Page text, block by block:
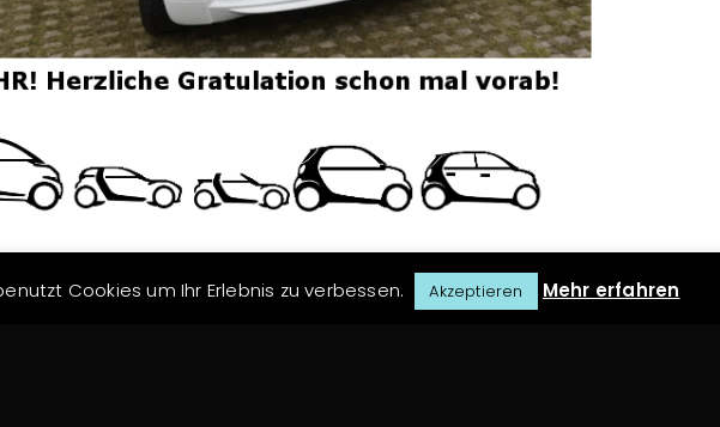
Cookies um Ihr Erlebnis zu verbessen. Akzeptieren Mehr erfahren